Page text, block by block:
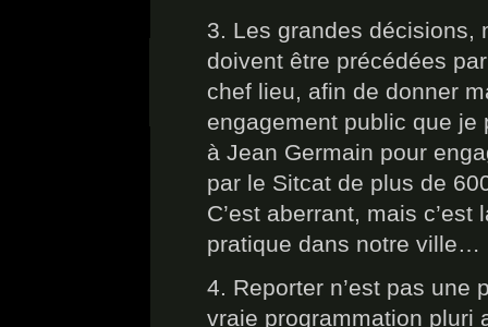
3. Les grandes décisions,
doivent être précédées
chef lieu, afin de donner
engagement public que je
à Jean Germain pour
par le Sitcat de plus de
C’est aberrant, mais
pratique dans notre ville…
4. Reporter n’est pas une
vraie programmation pluri